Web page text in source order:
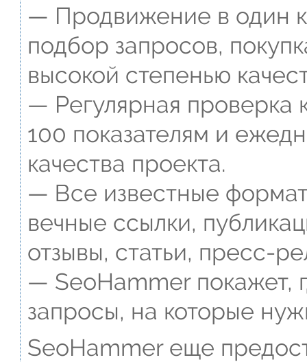
— Продвижение в один
подбор запросов,
высокой степенью
— Регулярная проверка
100 показателям и
качества проекта.
— Все известные
вечные ссылки,
отзывы, статьи, пресс-
— SeoHammer покажет,
запросы, на которые
SeoHammer еще